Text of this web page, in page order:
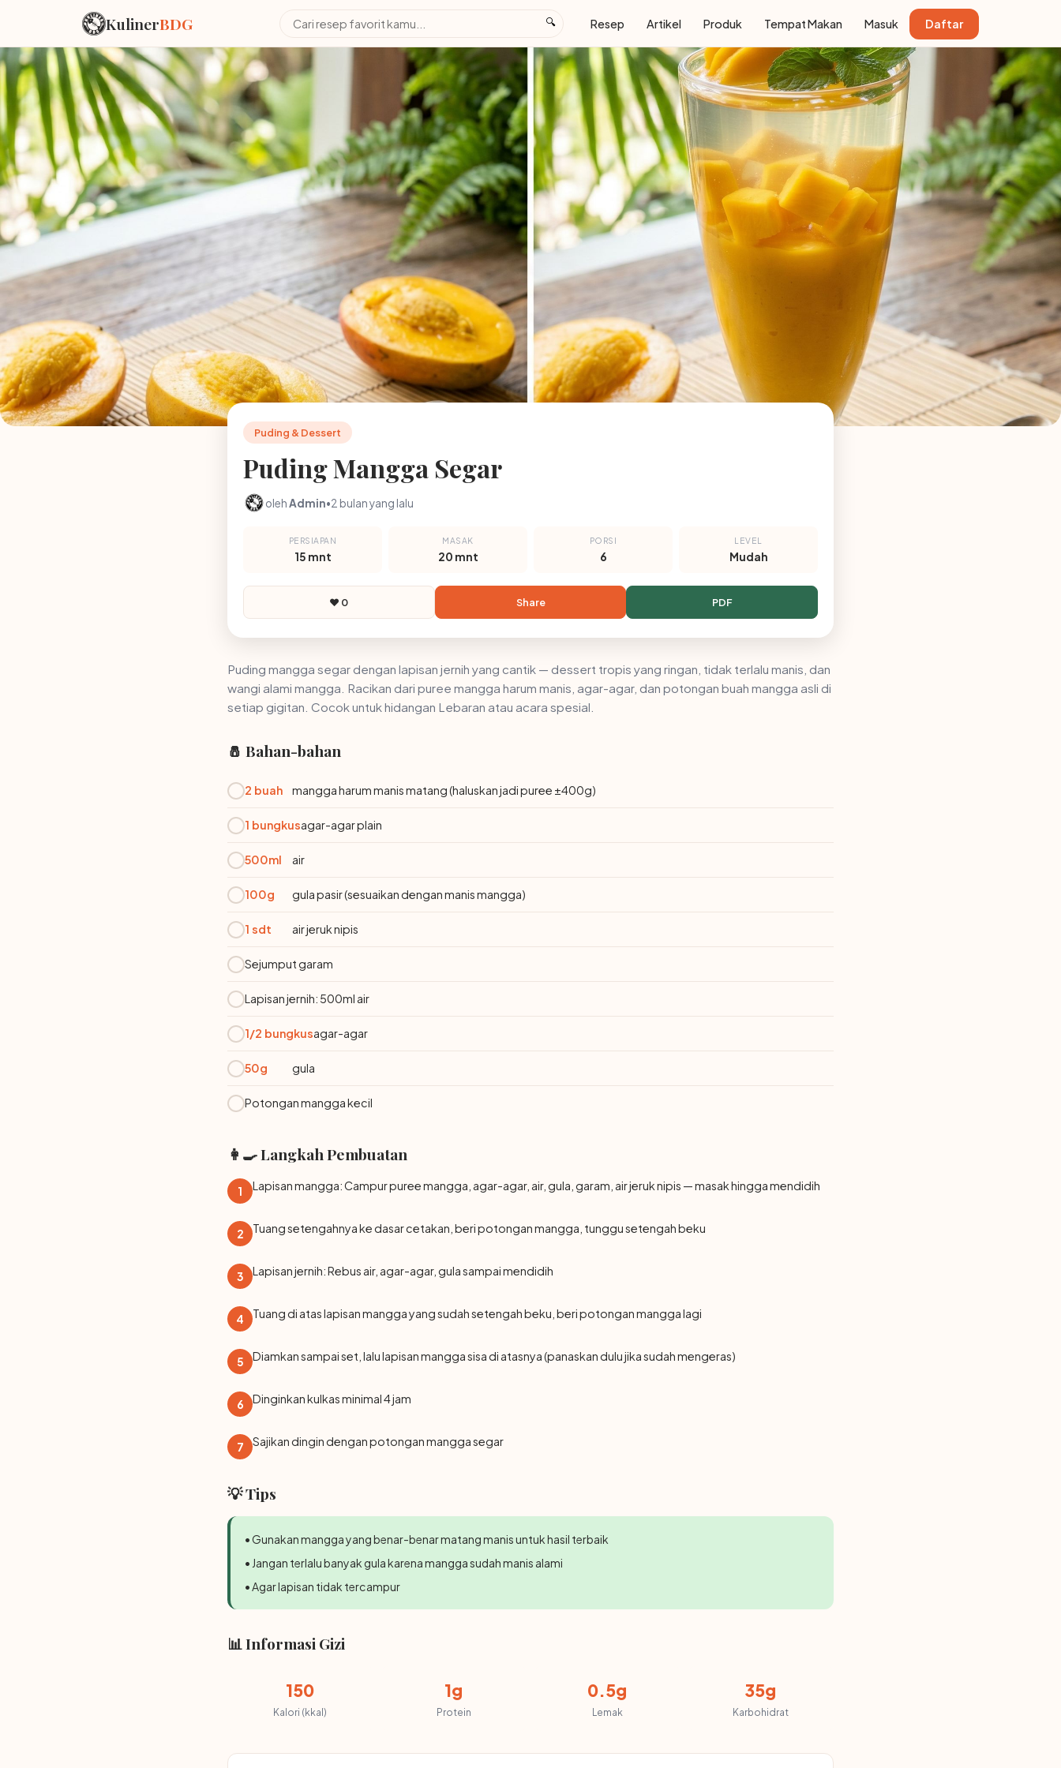
KulinerBDG 🔍 Resep Artikel Produk Tempat Makan Masuk Daftar
Puding & Dessert
Puding Mangga Segar
olehAdmin•2 bulan yang lalu
PERSIAPAN
15 mnt
MASAK
20 mnt
PORSI
6
LEVEL
Mudah
❤️ 0 Share PDF
Puding mangga segar dengan lapisan jernih yang cantik — dessert tropis yang ringan, tidak terlalu manis, dan
wangi alami mangga. Racikan dari puree mangga harum manis, agar-agar, dan potongan buah mangga asli di
setiap gigitan. Cocok untuk hidangan Lebaran atau acara spesial.
🧂 Bahan-bahan
2 buah mangga harum manis matang (haluskan jadi puree ±400g)
1 bungkusagar-agar plain
500ml air
100g gula pasir (sesuaikan dengan manis mangga)
1 sdt air jeruk nipis
Sejumput garam
Lapisan jernih: 500ml air
1/2 bungkusagar-agar
50g gula
Potongan mangga kecil
👩‍🍳 Langkah Pembuatan
1 Lapisan mangga: Campur puree mangga, agar-agar, air, gula, garam, air jeruk nipis — masak hingga mendidih
2 Tuang setengahnya ke dasar cetakan, beri potongan mangga, tunggu setengah beku
3 Lapisan jernih: Rebus air, agar-agar, gula sampai mendidih
4 Tuang di atas lapisan mangga yang sudah setengah beku, beri potongan mangga lagi
5 Diamkan sampai set, lalu lapisan mangga sisa di atasnya (panaskan dulu jika sudah mengeras)
6 Dinginkan kulkas minimal 4 jam
7 Sajikan dingin dengan potongan mangga segar
💡 Tips
• Gunakan mangga yang benar-benar matang manis untuk hasil terbaik
• Jangan terlalu banyak gula karena mangga sudah manis alami
• Agar lapisan tidak tercampur
📊 Informasi Gizi
150
Kalori (kkal)
1g
Protein
0.5g
Lemak
35g
Karbohidrat